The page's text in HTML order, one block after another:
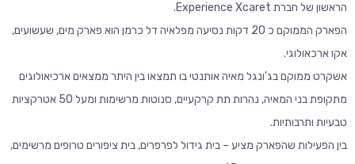
הראשון של חברת Experience Xcaret.
הפארק הממוקם כ 20 דקות נסיעה מפלאיה דל כרמן הוא פארק מים, שעשועים,
אקו ארכאולוגי.
אשקרט ממוקם בג'ונגל מאיה אותנטי בו תמצאו בין היתר ממצאים ארכיאולוגים
מתקופת בני המאיה, נהרות תת קרקעיים, סנוטות מרשימות ומעל 50 אטרקציות
טבעיות ותרבותיות.
בין הפעילות שהפארק מציע – בית גידול לפרפרים, בית ציפורים טרופים מרשימים,